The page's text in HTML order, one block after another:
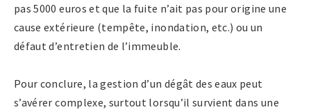
pas 5000 euros et que la fuite n’ait pas pour origine une
cause extérieure (tempête, inondation, etc.) ou un
défaut d’entretien de l’immeuble.
Pour conclure, la gestion d’un dégât des eaux peut
s’avérer complexe, surtout lorsqu’il survient dans une